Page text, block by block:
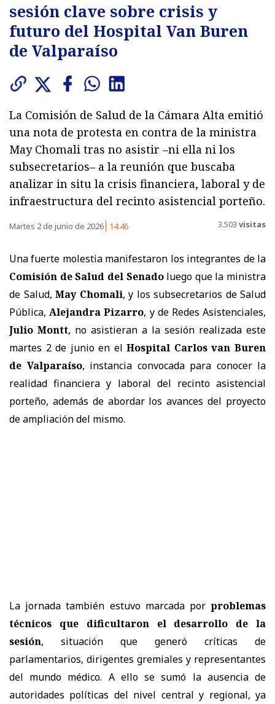
sesión clave sobre crisis y
futuro del Hospital Van Buren
de Valparaíso
La Comisión de Salud de la Cámara Alta emitió
una nota de protesta en contra de la ministra
May Chomali tras no asistir –ni ella ni los
subsecretarios– a la reunión que buscaba
analizar in situ la crisis financiera, laboral y de
infraestructura del recinto asistencial porteño.
Martes 2 de junio de 2026 14:46 3.503 visitas
Una fuerte molestia manifestaron los integrantes de la
Comisión de Salud del Senadoluego que la ministra
de Salud, May Chomali, y los subsecretarios de Salud
Pública,Alejandra Pizarro, y de Redes Asistenciales,
Julio Montt, no asistieran a la sesión realizada este
martes 2 de junio en elHospital Carlos van Buren
de Valparaíso, instancia convocada para conocer la
realidad financiera y laboral del recinto asistencial
porteño, además de abordar los avances del proyecto
de ampliación del mismo.
La jornada también estuvo marcada por problemas
técnicos que dificultaron el desarrollo de la
sesión, situación que generó críticas de
parlamentarios, dirigentes gremiales y representantes
del mundo médico. A ello se sumó la ausencia de
autoridades políticas del nivel central y regional, ya